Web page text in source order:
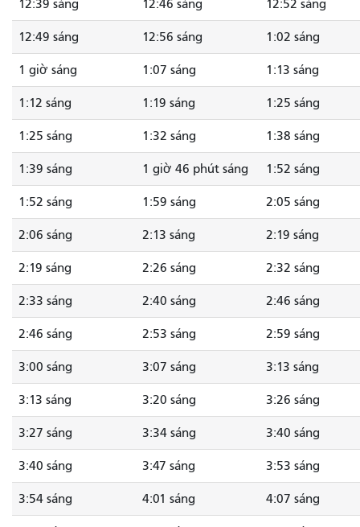
12:39 sáng 12:46 sáng 12:52 sáng
12:49 sáng 12:56 sáng 1:02 sáng
1 giờ sáng 1:07 sáng 1:13 sáng
1:12 sáng 1:19 sáng 1:25 sáng
1:25 sáng 1:32 sáng 1:38 sáng
1:39 sáng 1 giờ 46 phút sáng 1:52 sáng
1:52 sáng 1:59 sáng 2:05 sáng
2:06 sáng 2:13 sáng 2:19 sáng
2:19 sáng 2:26 sáng 2:32 sáng
2:33 sáng 2:40 sáng 2:46 sáng
2:46 sáng 2:53 sáng 2:59 sáng
3:00 sáng 3:07 sáng 3:13 sáng
3:13 sáng 3:20 sáng 3:26 sáng
3:27 sáng 3:34 sáng 3:40 sáng
3:40 sáng 3:47 sáng 3:53 sáng
3:54 sáng 4:01 sáng 4:07 sáng